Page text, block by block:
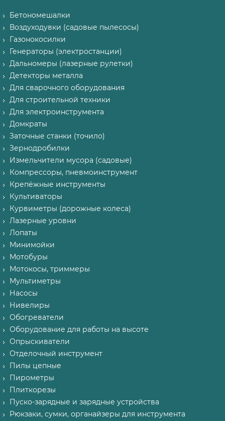
Бетономешалки
Воздуходувки (садовые пылесосы)
Газонокосилки
Генераторы (электростанции)
Дальномеры (лазерные рулетки)
Детекторы металла
Для сварочного оборудования
Для строительной техники
Для электроинструмента
Домкраты
Заточные станки (точило)
Зернодробилки
Измельчители мусора (садовые)
Компрессоры, пневмоинструмент
Крепёжные инструменты
Культиваторы
Курвиметры (дорожные колеса)
Лазерные уровни
Лопаты
Минимойки
Мотобуры
Мотокосы, триммеры
Мультиметры
Насосы
Нивелиры
Обогреватели
Оборудование для работы на высоте
Опрыскиватели
Отделочный инструмент
Пилы цепные
Пирометры
Плиткорезы
Пуско-зарядные и зарядные устройства
Рюкзаки, сумки, органайзеры для инструмента